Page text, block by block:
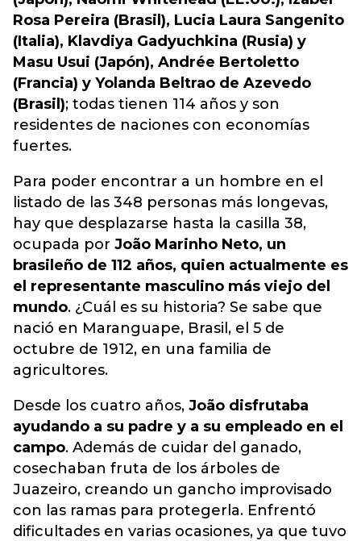
Rosa Pereira (Brasil), Lucia Laura Sangenito
(Italia), Klavdiya Gadyuchkina (Rusia) y
Masu Usui (Japón), Andrée Bertoletto
(Francia) y Yolanda Beltrao de Azevedo
(Brasil); todas tienen 114 años y son
residentes de naciones con economías
fuertes.
Para poder encontrar a un hombre en el
listado de las 348 personas más longevas,
hay que desplazarse hasta la casilla 38,
ocupada por João Marinho Neto, un
brasileño de 112 años, quien actualmente es
el representante masculino más viejo del
mundo. ¿Cuál es su historia? Se sabe que
nació en Maranguape, Brasil, el 5 de
octubre de 1912, en una familia de
agricultores.
Desde los cuatro años, João disfrutaba
ayudando a su padre y a su empleado en el
campo. Además de cuidar del ganado,
cosechaban fruta de los árboles de
Juazeiro, creando un gancho improvisado
con las ramas para protegerla. Enfrentó
dificultades en varias ocasiones, ya que tuvo